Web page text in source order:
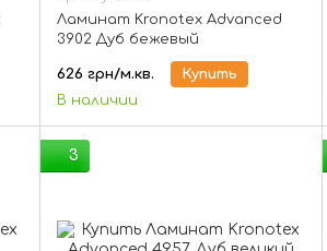
Ламинат Kronotex Advanced
3902 Дуб бежевый
626 грн/м.кв.
Купить
В наличии
3